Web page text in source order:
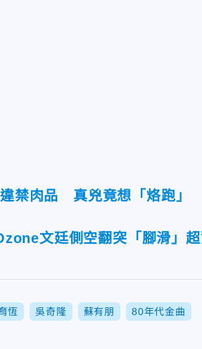
禁肉品 真兇竟想「烙跑」
文廷側空翻突「腳滑」
恆 吳奇隆 蘇有朋 80年代金曲